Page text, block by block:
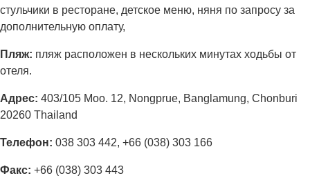
стульчики в ресторане, детское меню, няня по запросу за
дополнительную оплату,
Пляж: пляж расположен в нескольких минутах ходьбы от
отеля.
Адрес: 403/105 Moo. 12, Nongprue, Banglamung, Chonburi
20260 Thailand
Телефон: 038 303 442, +66 (038) 303 166
Факс: +66 (038) 303 443